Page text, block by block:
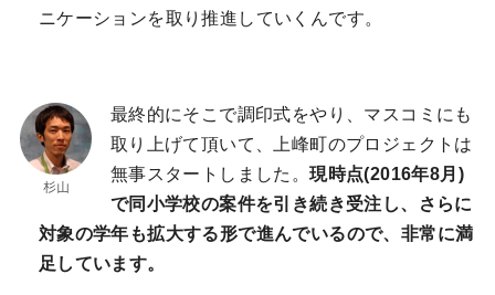
ニケーションを取り推進していくんです。
最終的にそこで調印式をやり、マスコミにも
取り上げて頂いて、上峰町のプロジェクトは
無事スタートしました。現時点(2016年8月)
で同小学校の案件を引き続き受注し、さらに
対象の学年も拡大する形で進んでいるので、非常に満
足しています。